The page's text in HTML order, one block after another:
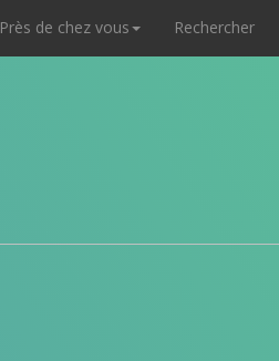
Près de chez vous Rechercher